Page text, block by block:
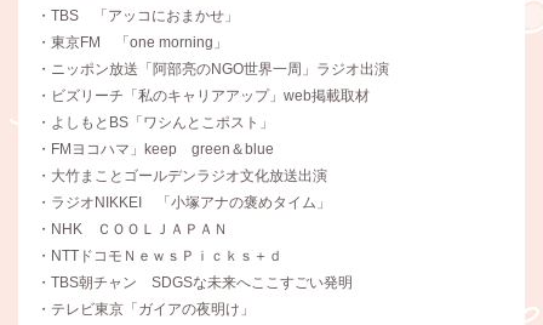
・TBS 「アッコにおまかせ」
・東京FM 「one morning」
・ニッポン放送「阿部亮のNGO世界一周」ラジオ出演
・ビズリーチ「私のキャリアアップ」web掲載取材
・よしもとBS「ワシんとこポスト」
・FMヨコハマ」keep green＆blue
・大竹まことゴールデンラジオ文化放送出演
・ラジオNIKKEI 「小塚アナの褒めタイム」
・NHK ＣＯＯＬＪＡＰＡＮ
・NTTドコモＮｅｗｓＰｉｃｋｓ＋ｄ
・TBS朝チャン SDGSな未来へここすごい発明
・テレビ東京「ガイアの夜明け」